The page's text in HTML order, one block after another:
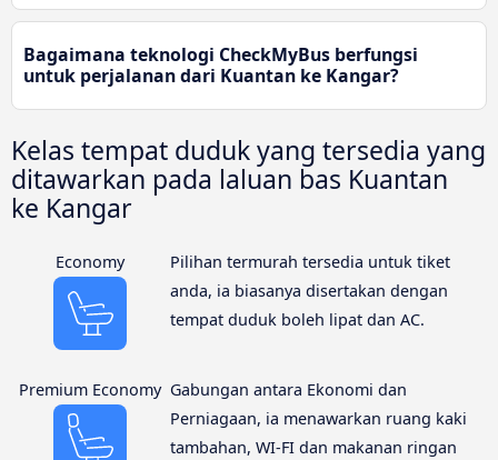
Bagaimana teknologi CheckMyBus berfungsi
untuk perjalanan dari Kuantan ke Kangar?
Kelas tempat duduk yang tersedia yang
ditawarkan pada laluan bas Kuantan
ke Kangar
Economy
Pilihan termurah tersedia untuk tiket
anda, ia biasanya disertakan dengan
tempat duduk boleh lipat dan AC.
Premium Economy Gabungan antara Ekonomi dan
Perniagaan, ia menawarkan ruang kaki
tambahan, WI-FI dan makanan ringan